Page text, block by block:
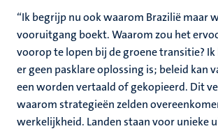
“Ik begrijp nu ook waarom Brazilië maar
vooruitgang boekt. Waarom zou het
voorop te lopen bij de groene transitie?
er geen pasklare oplossing is; beleid kan
een worden vertaald of gekopieerd. Dit
waarom strategieën zelden
werkelijkheid. Landen staan voor unieke